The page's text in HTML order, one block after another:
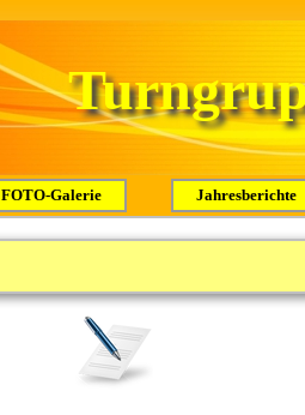
FOTO-Galerie Jahresberichte